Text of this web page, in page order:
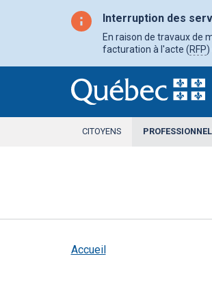
Interruption des
En raison de travaux de
facturation à l'acte (RFP)
CITOYENS
Accueil